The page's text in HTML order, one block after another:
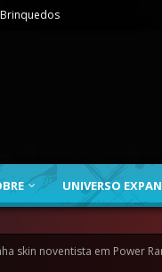
Brinquedos
UNIVERSO
skin noventista em Power